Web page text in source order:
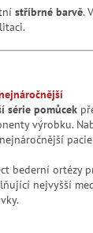
stříbrné barvě.
série pomůcek
výrobku.
bederní ortézy
nejvyšší